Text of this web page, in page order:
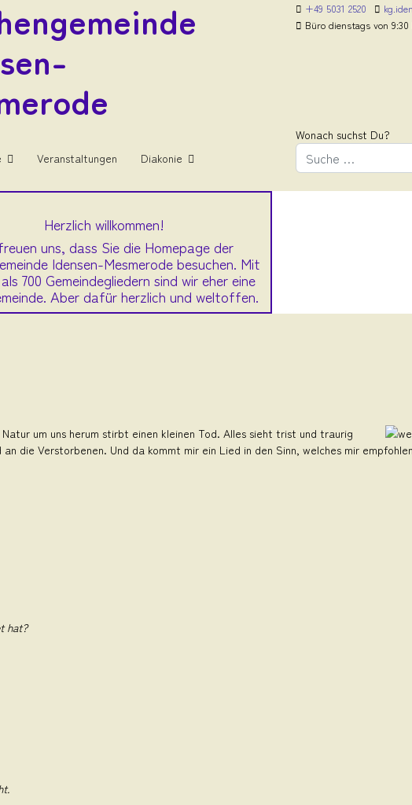
+49 5031 2520
Büro dienstags von
Veranstaltungen Diakonie
Wonach suchst Du?
Herzlich willkommen!
uns, dass Sie die Homepage der
Idensen-Mesmerode besuchen. Mit
700 Gemeindegliedern sind wir eher eine
Aber dafür herzlich und weltoffen.
um uns herum stirbt einen kleinen Tod. Alles sieht trist und traurig
die Verstorbenen. Und da kommt mir ein Lied in den Sinn, welches mir
hat?